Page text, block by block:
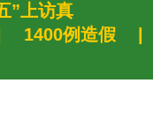
”上访真
1400例造假